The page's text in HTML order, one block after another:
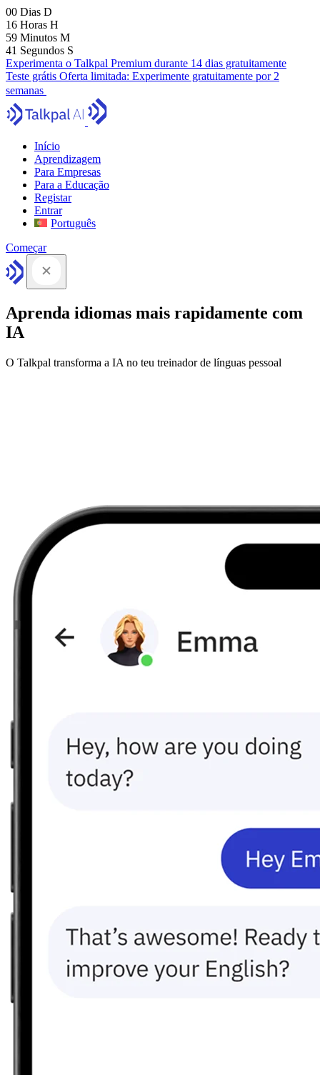
00 Dias D
16 Horas H
59 Minutos M
40 Segundos S
Experimenta o Talkpal Premium durante 14 dias gratuitamente
Teste grátis Oferta limitada: Experimente gratuitamente por 2
semanas
Início
Aprendizagem
Para Empresas
Para a Educação
Registar
Entrar
Português
Começar
Aprenda idiomas mais rapidamente com
IA
O Talkpal transforma a IA no teu treinador de línguas pessoal